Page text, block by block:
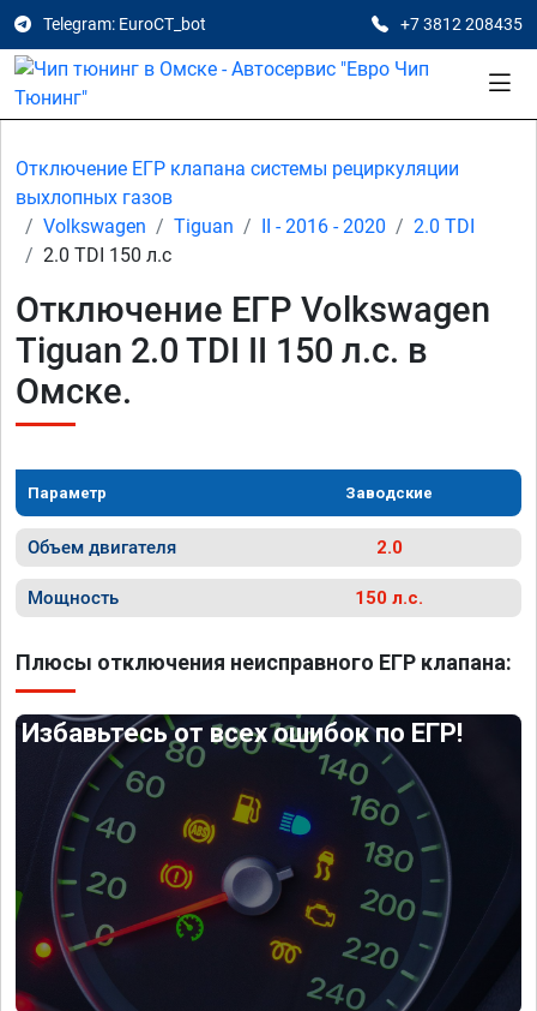
Telegram: EuroCT_bot +7 3812 208435
Отключение ЕГР клапана системы рециркуляции
выхлопных газов
Volkswagen
Tiguan II - 2016 - 2020
2.0 TDI
2.0 TDI 150 л.с
Отключение ЕГР Volkswagen
Tiguan 2.0 TDI II 150 л.с. в
Омске.
Параметр Заводские
Объем двигателя 2.0
Мощность 150 л.с.
Плюсы отключения неисправного ЕГР клапана:
Избавьтесь от всех ошибок по ЕГР!